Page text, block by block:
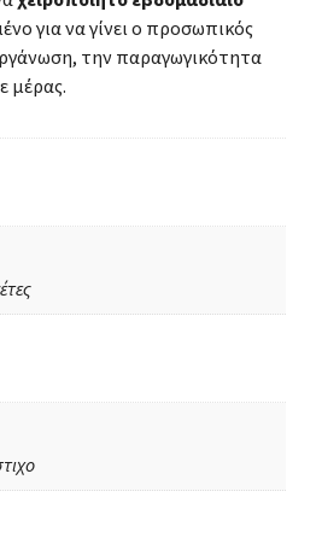
για να γίνει ο προσωπικός
την παραγωγικότητα
μέρας.